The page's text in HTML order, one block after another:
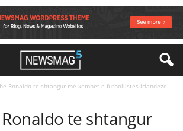
Ronaldo te shtangur me kembet e futbollistes irlandeze
te shtangur